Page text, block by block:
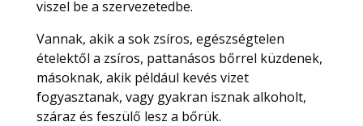
viszel be a szervezetedbe.
Vannak, akik a sok zsíros, egészségtelen
ételektől a zsíros, pattanásos bőrrel küzdenek,
másoknak, akik például kevés vizet
fogyasztanak, vagy gyakran isznak alkoholt,
száraz és feszülő lesz a bőrük.